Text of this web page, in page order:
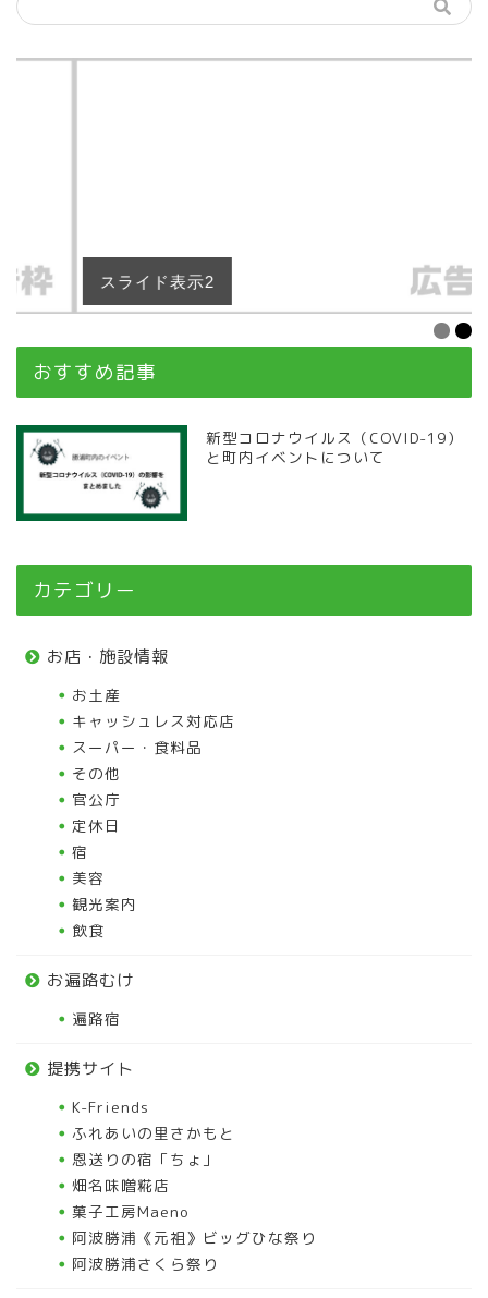
スライド表示2
おすすめ記事
新型コロナウイルス（COVID-19）
と町内イベントについて
カテゴリー
お店・施設情報
お土産
キャッシュレス対応店
スーパー・食料品
その他
官公庁
定休日
宿
美容
観光案内
飲食
お遍路むけ
遍路宿
提携サイト
K-Friends
ふれあいの里さかもと
恩送りの宿「ちょ」
畑名味噌糀店
菓子工房Maeno
阿波勝浦《元祖》ビッグひな祭り
阿波勝浦さくら祭り